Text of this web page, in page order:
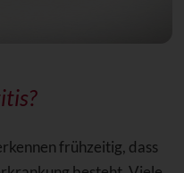
frühzeitig, dass